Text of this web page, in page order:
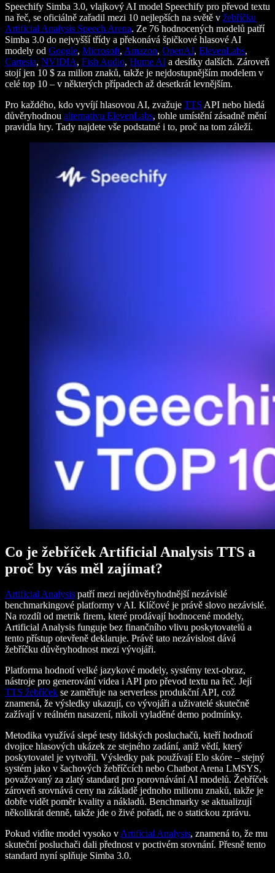
Speechify Simba 3.0, vlajkový AI model Speechify pro převod textu
na řeč, se oficiálně zařadil mezi 10 nejlepších na světě v žebříčku
Artificial Analysis Speech Arena. Ze 76 hodnocených modelů patří
Simba 3.0 do nejvyšší třídy a překonává špičkové hlasové AI
modely od Google, Microsoft, Amazon, OpenAI, ElevenLabs,
Cartesia, NVIDIA, Fish Audio, Hume AI a desítky dalších. Zároveň
stojí jen 10 $ za milion znaků, takže je nejdostupnějším modelem v
celé top 10 – v některých případech až desetkrát levnějším.
Pro každého, kdo vyvíjí hlasovou AI, zvažuje TTS API nebo hledá
důvěryhodnou alternativu ElevenLabs, tohle umístění zásadně mění
pravidla hry. Tady najdete vše podstatné i to, proč na tom záleží.
Co je žebříček Artificial Analysis TTS a
proč by vás měl zajímat?
Artificial Analysis patří mezi nejdůvěryhodnější nezávislé
benchmarkingové platformy v AI. Klíčové je právě slovo nezávislé.
Na rozdíl od metrik firem, které prodávají hodnocené modely,
Artificial Analysis funguje bez finančního vlivu poskytovatelů a
tento přístup otevřeně deklaruje. Právě tato nezávislost dává
žebříčku důvěryhodnost mezi vývojáři.
Platforma hodnotí velké jazykové modely, systémy text-obraz,
nástroje pro generování videa i API pro převod textu na řeč. Její
TTS žebříček se zaměřuje na serverless produkční API, což
znamená, že výsledky ukazují, co vývojáři a uživatelé skutečně
zažívají v reálném nasazení, nikoli vyladěné demo podmínky.
Metodika využívá slepé testy lidských posluchačů, kteří hodnotí
dvojice hlasových ukázek ze stejného zadání, aniž vědí, který
poskytovatel je vytvořil. Výsledky pak používají Elo skóre – stejný
systém jako v šachových žebříčcích nebo Chatbot Arena LMSYS,
považovaný za zlatý standard pro porovnávání AI modelů. Žebříček
zároveň srovnává ceny na základě jednoho milionu znaků, takže je
dobře vidět poměr kvality a nákladů. Benchmarky se aktualizují
několikrát denně, takže jde o živé pořadí, ne o statickou zprávu.
Pokud vidíte model vysoko vArtificial Analysis, znamená to, že mu
skuteční posluchači dali přednost v poctivém srovnání. Přesně tento
standard nyní splňuje Simba 3.0.